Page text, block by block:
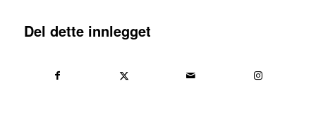
Del dette innlegget